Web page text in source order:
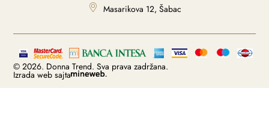
Masarikova 12, Šabac
© 2026. Donna Trend. Sva prava zadržana.
Izrada web sajta